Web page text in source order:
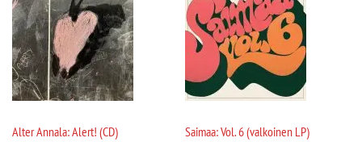
Alter Annala: Alert! (CD)
Saimaa: Vol. 6 (valkoinen LP)